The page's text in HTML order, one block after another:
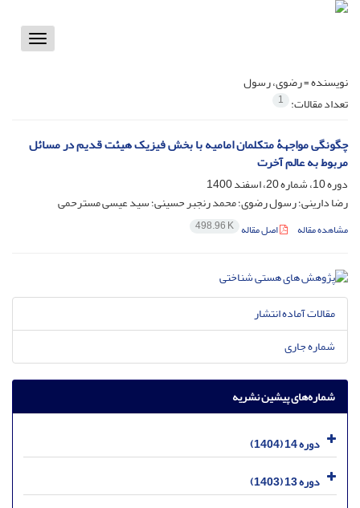
Toggle
نویسنده =رضوی، رسول
تعداد مقالات: 1
چگونگی مواجهۀ متکلمان امامیه با بخش فیزیک هیئت قدیم در مسائل
مربوط به عالم آخرت
دوره 10، شماره 20، اسفند 1400
رضا دارینی؛ رسول رضوی؛ محمد رنجبر حسینی؛ سید عیسی مسترحمی
مشاهده مقاله اصل مقاله 498.96 K
مقالات آماده انتشار
شماره جاری
شماره‌های پیشین نشریه
دوره 14 (1404)
دوره 13 (1403)